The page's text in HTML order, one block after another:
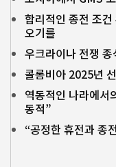
합리적인 종전 조
오기를
우크라이나 전쟁
콜롬비아 2025년
역동적인 나라에서
동적”
“공정한 휴전과 종